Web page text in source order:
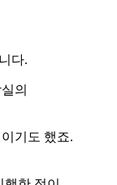
다.
의
기도 했죠.